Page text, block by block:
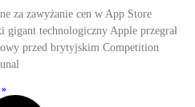
za zawyżanie cen w App Store
gigant technologiczny Apple przegrał
przed brytyjskim Competition